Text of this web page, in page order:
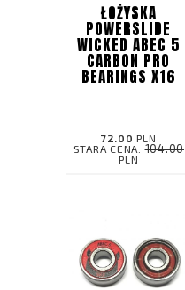
ŁOŻYSKA
POWERSLIDE
WICKED ABEC 5
CARBON PRO
BEARINGS X16
72.00 PLN
STARA CENA:104.00
PLN